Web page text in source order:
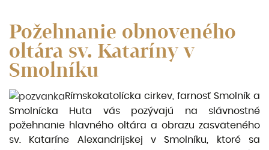
Požehnanie obnoveného
oltára sv. Kataríny v
Smolníku
Rímskokatolícka cirkev, farnosť Smolník a
Smolnícka Huta vás pozývajú na slávnostné
požehnanie hlavného oltára a obrazu zasväteného
sv. Kataríne Alexandrijskej v Smolníku, ktoré sa